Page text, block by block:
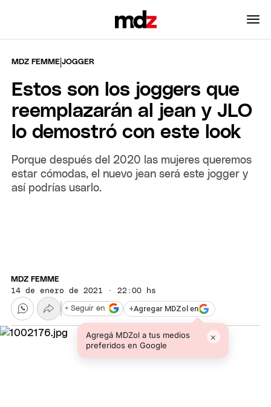
MDZ FEMME |JOGGER
Estos son los joggers que
reemplazarán al jean y JLO
lo demostró con este look
Porque después del 2020 las mujeres queremos
estar cómodas, el nuevo jean será este jogger y
así podrías usarlo.
MDZ FEMME
14 de enero de 2021 · 22:00 hs
+Agregar MDZol en
Agregá MDZol a tus medios
preferidos en Google
×
+ Seguir en